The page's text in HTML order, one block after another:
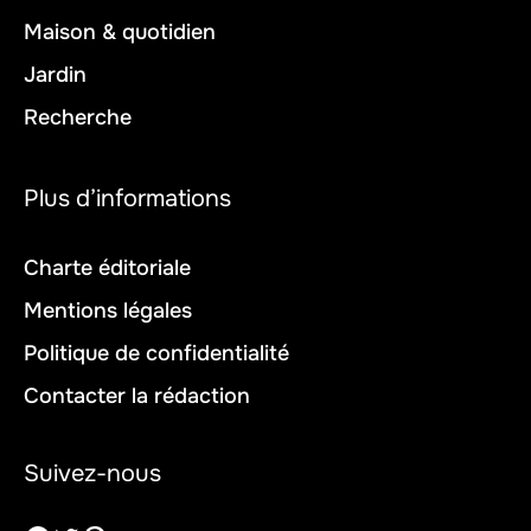
Maison & quotidien
Jardin
Recherche
Plus d’informations
Charte éditoriale
Mentions légales
Politique de confidentialité
Contacter la rédaction
Suivez-nous